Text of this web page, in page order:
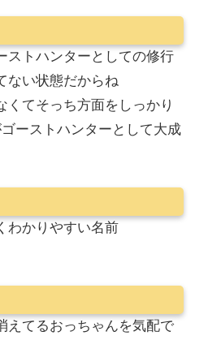
ストハンターとしての修行
ない状態だからね
くてそっち方面をしっかり
ーストハンターとして大成
わかりやすい名前
えてるおっちゃんを気配で